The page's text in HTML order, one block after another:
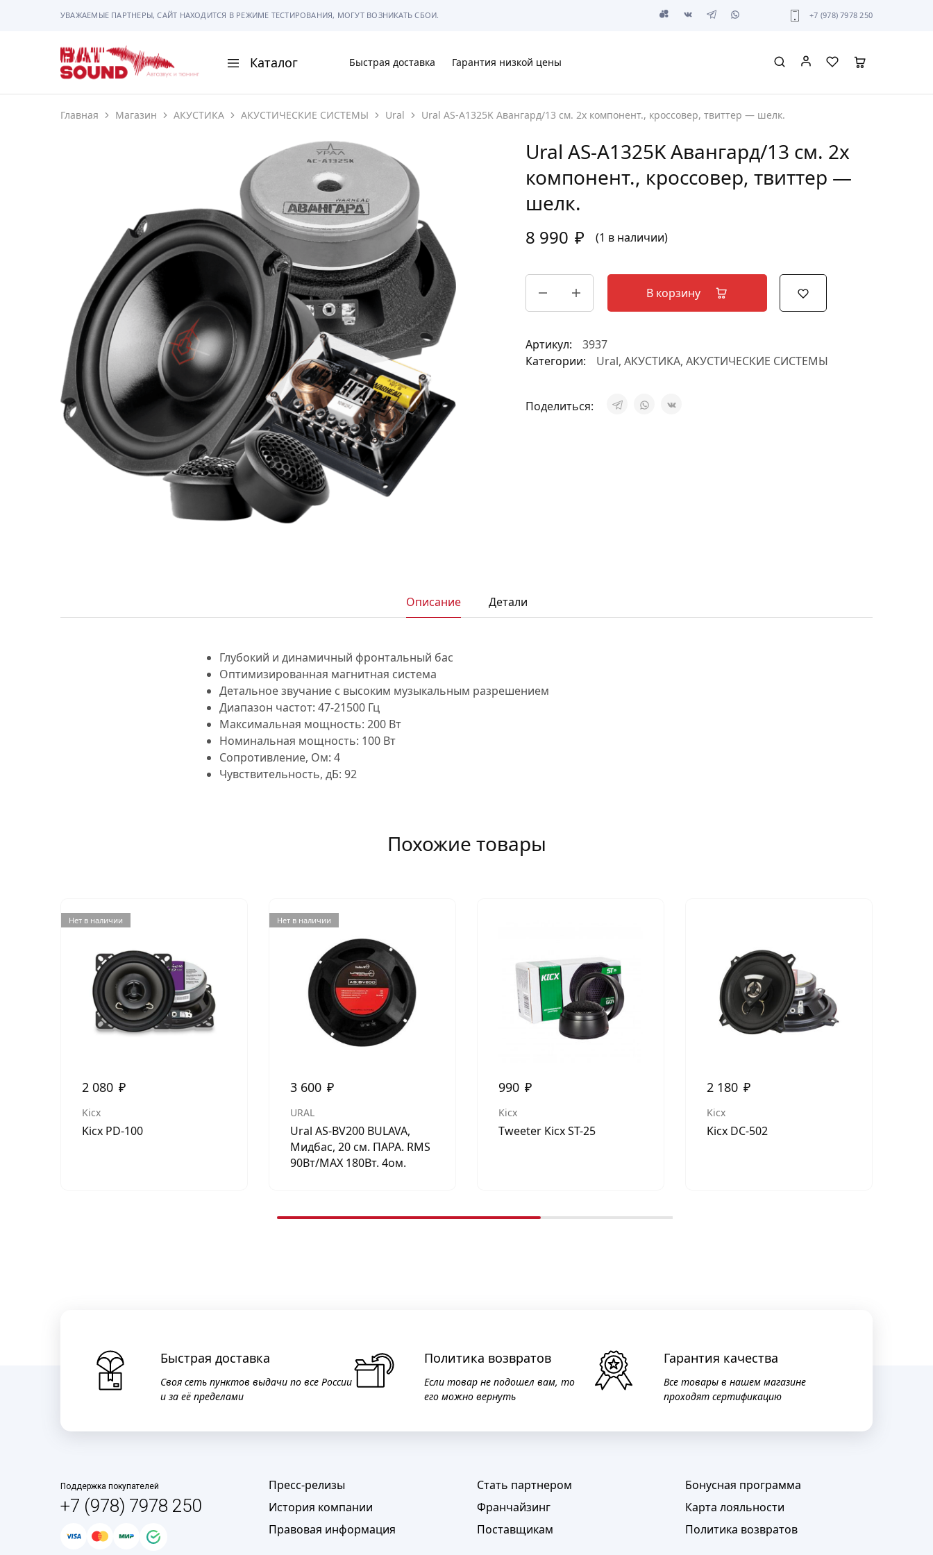
УВАЖАЕМЫЕ ПАРТНЕРЫ, САЙТ НАХОДИТСЯ В РЕЖИМЕ ТЕСТИРОВАНИЯ, МОГУТ ВОЗНИКАТЬ СБОИ. +7 (978) 7978 250
BAT
Sound
Каталог
АВТОМАГНИТОЛЫ
АКУСТИКА
РАМКИ И РАЗЪЕМЫ
ГАДЖЕТЫ
СИГНАЛИЗАЦИИ
ПОМОЩЬ ПРИ ПАРКОВКЕ
МУЗЫКАЛЬНЫЕ АКСЕССУАРЫ
АВТОУСИЛИТЕЛИ
САБВУФЕРЫ
ШУМОИЗОЛЯЦИЯ
КОВРИКИ и ХИМИЯ
Быстрая доставка Гарантия низкой цены
Главная Магазин АКУСТИКА АКУСТИЧЕСКИЕ СИСТЕМЫ Ural Ural AS-A1325K Авангард/13 см. 2х компонент., кроссовер, твиттер — шелк.
Ural AS-A1325K Авангард/13 см. 2х
компонент., кроссовер, твиттер —
шелк.
8 990 ₽ (1 в наличии)
В корзину
Артикул:
3937
Категории:
Ural, АКУСТИКА, АКУСТИЧЕСКИЕ СИСТЕМЫ
Поделиться:
Описание Детали
Глубокий и динамичный фронтальный бас
Оптимизированная магнитная система
Детальное звучание с высоким музыкальным разрешением
Диапазон частот: 47-21500 Гц
Максимальная мощность: 200 Вт
Номинальная мощность: 100 Вт
Сопротивление, Ом: 4
Чувствительность, дБ: 92
Похожие товары
Нет в наличии
2 080 ₽
Kicx
Kicx PD-100
Нет в наличии
3 600 ₽
URAL
Ural AS-BV200 BULAVA,
Мидбас, 20 см. ПАРА. RMS
90Вт/МАХ 180Вт. 4ом.
990 ₽
Kicx
Tweeter Kicx ST-25
2 180 ₽
Kicx
Kicx DC-502
Быстрая доставка
Своя сеть пунктов выдачи по все России
и за её пределами
Политика возвратов
Если товар не подошел вам, то
его можно вернуть
Гарантия качества
Все товары в нашем магазине
проходят сертификацию
Поддержка покупателей
+7 (978) 7978 250
Пресс-релизы
История компании
Правовая информация
Стать партнером
Франчайзинг
Поставщикам
Бонусная программа
Карта лояльности
Политика возвратов